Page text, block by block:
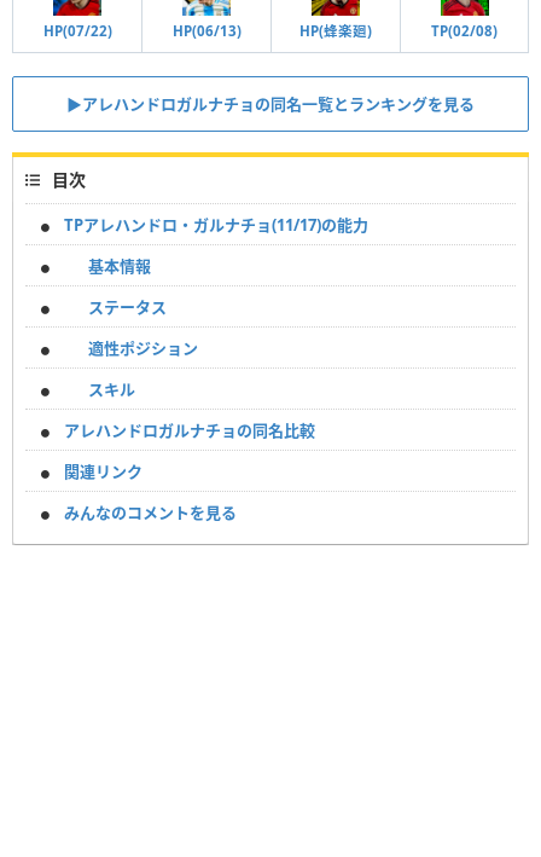
HP(07/22) HP(06/13) HP(蜂楽廻) TP(02/08)
▶︎アレハンドロガルナチョの同名一覧とランキングを見る
目次
TPアレハンドロ・ガルナチョ(11/17)の能力
基本情報
ステータス
適性ポジション
スキル
アレハンドロガルナチョの同名比較
関連リンク
みんなのコメントを見る